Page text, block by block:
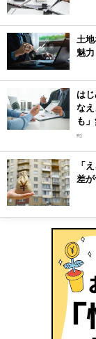
土
魅力
は
な
も
R]
「
差